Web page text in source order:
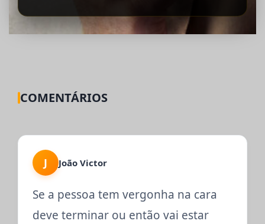
COMENTÁRIOS
J João Victor
Se a pessoa tem vergonha na cara
deve terminar ou então vai estar